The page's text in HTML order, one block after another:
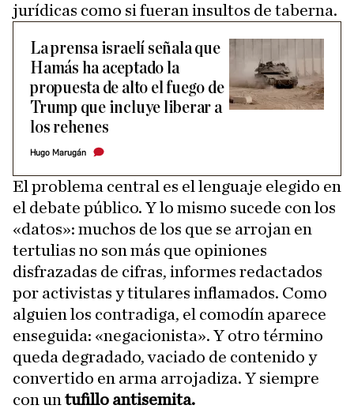
jurídicas como si fueran insultos de taberna.
La prensa israelí señala que
Hamás ha aceptado la
propuesta de alto el fuego de
Trump que incluye liberar a
los rehenes
Hugo Marugán
El problema central es el lenguaje elegido en
el debate público. Y lo mismo sucede con los
«datos»: muchos de los que se arrojan en
tertulias no son más que opiniones
disfrazadas de cifras, informes redactados
por activistas y titulares inflamados. Como
alguien los contradiga, el comodín aparece
enseguida: «negacionista». Y otro término
queda degradado, vaciado de contenido y
convertido en arma arrojadiza. Y siempre
con un tufillo antisemita.